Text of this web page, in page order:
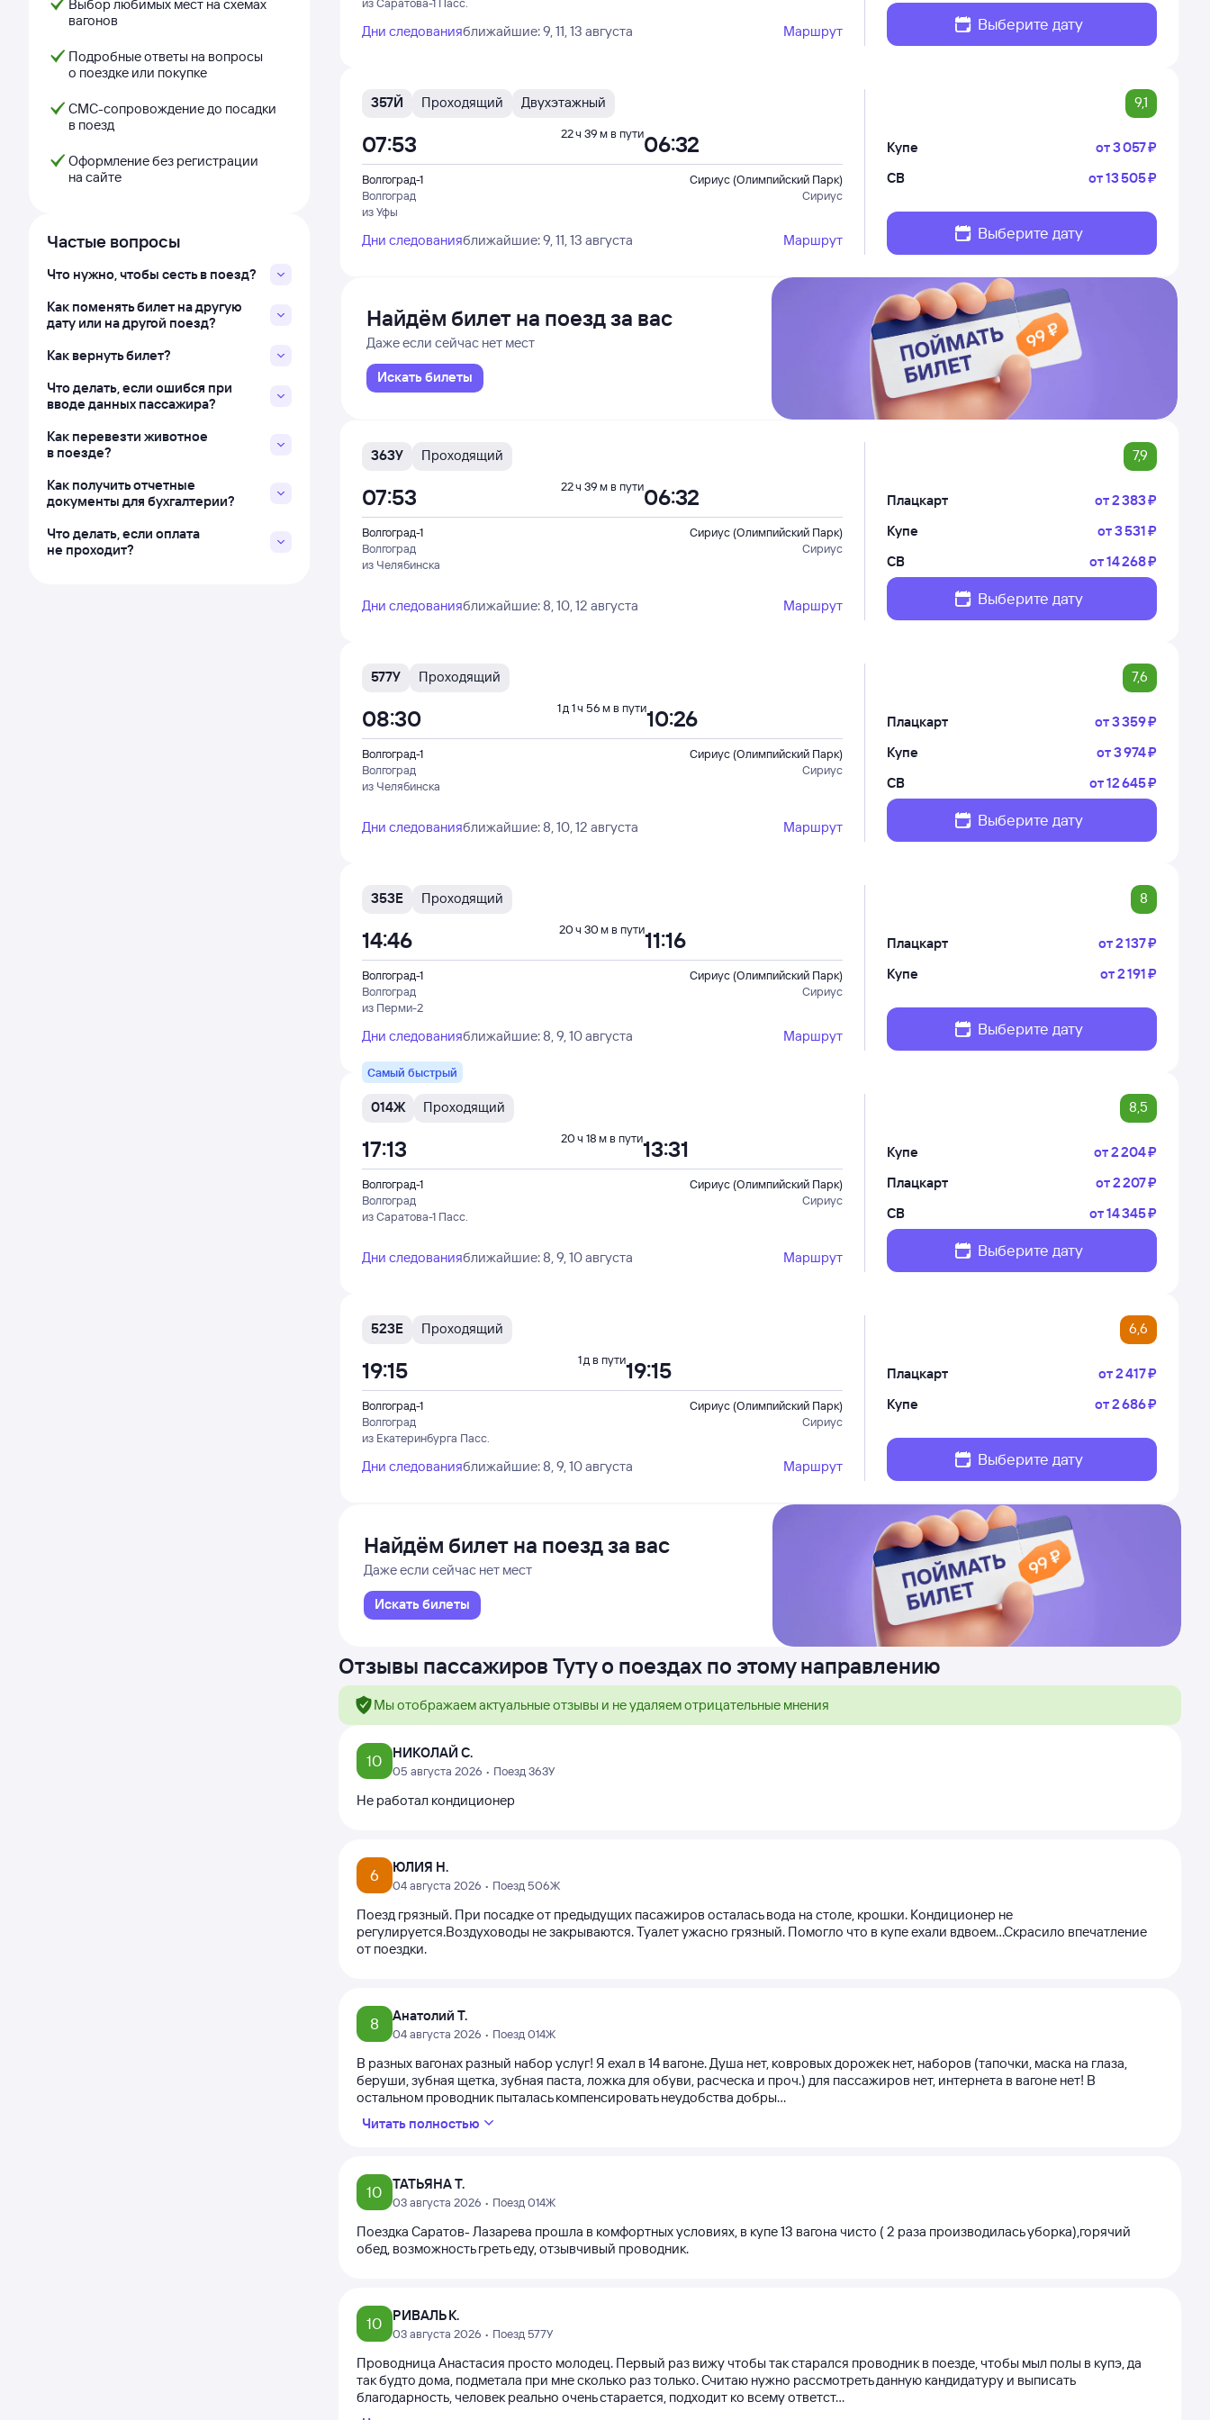
Выбор любимых мест на схемах
вагонов
Подробные ответы на вопросы
о поездке или покупке
СМС-сопровождение до посадки
в поезд
Оформление без регистрации
на сайте
Частые вопросы
Что нужно, чтобы сесть в поезд?
Как поменять билет на другую
дату или на другой поезд?
Как вернуть билет?
Что делать, если ошибся при
вводе данных пассажира?
Как перевезти животное
в поезде?
Как получить отчетные
документы для бухгалтерии?
Что делать, если оплата
не проходит?
Дни следованияближайшие: 9, 11, 13 августа Маршрут Выберите дату
357Й Проходящий Двухэтажный 9,1
Волгоград-1
Волгоград
из Уфы
Сириус (Олимпийский Парк)
Сириус
07:53 06:32
22 ч 39 м в пути
Дни следованияближайшие: 9, 11, 13 августа Маршрут
Купе от3 ⁠057 ⁠₽
СВ
от13 ⁠505 ⁠₽
Выберите дату
Найдём билет на поезд за вас
Даже если сейчас нет мест
Искать билеты
363У Проходящий 7,9
Волгоград-1
Волгоград
из Челябинска
Сириус (Олимпийский Парк)
Сириус
07:53 06:32
22 ч 39 м в пути
Дни следованияближайшие: 8, 10, 12 августа Маршрут
Плацкарт от2 ⁠383 ⁠₽
Купе
от3 ⁠531 ⁠₽
СВ
от14 ⁠268 ⁠₽
Выберите дату
577У Проходящий 7,6
Волгоград-1
Волгоград
из Челябинска
Сириус (Олимпийский Парк)
Сириус
08:30 10:26
1 д 1 ч 56 м в пути
Дни следованияближайшие: 8, 10, 12 августа Маршрут
Плацкарт от3 ⁠359 ⁠₽
Купе
от3 ⁠974 ⁠₽
СВ
от12 ⁠645 ⁠₽
Выберите дату
353Е Проходящий 8
Волгоград-1
Волгоград
из Перми-2
Сириус (Олимпийский Парк)
Сириус
14:46 11:16
20 ч 30 м в пути
Дни следованияближайшие: 8, 9, 10 августа Маршрут
Плацкарт от2 ⁠137 ⁠₽
Купе
от2 ⁠191 ⁠₽
Выберите дату
Самый быстрый
014Ж Проходящий 8,5
Волгоград-1
Волгоград
из Саратова-1 Пасс.
Сириус (Олимпийский Парк)
Сириус
17:13 13:31
20 ч 18 м в пути
Дни следованияближайшие: 8, 9, 10 августа Маршрут
Купе от2 ⁠204 ⁠₽
Плацкарт
от2 ⁠207 ⁠₽
СВ
от14 ⁠345 ⁠₽
Выберите дату
523Е Проходящий 6,6
Волгоград-1
Волгоград
из Екатеринбурга Пасс.
Сириус (Олимпийский Парк)
Сириус
19:15 19:15
1 д в пути
Дни следованияближайшие: 8, 9, 10 августа Маршрут
Плацкарт от2 ⁠417 ⁠₽
Купе
от2 ⁠686 ⁠₽
Выберите дату
Найдём билет на поезд за вас
Даже если сейчас нет мест
Искать билеты
Отзывы пассажиров Туту о поездах по этому направлению
Мы отображаем актуальные отзывы и не удаляем отрицательные мнения
10 НИКОЛАЙ С.
05 августа 2026 • Поезд 363У
Не работал кондиционер
6 ЮЛИЯ Н.
04 августа 2026 • Поезд 506Ж
Поезд грязный. При посадке от предыдущих пасажиров осталась вода на столе, крошки. Кондиционер не
регулируется.Воздуховоды не закрываются. Туалет ужасно грязный. Помогло что в купе ехали вдвоем...Скрасило впечатление
от поездки.
8 Анатолий Т.
04 августа 2026 • Поезд 014Ж
В разных вагонах разный набор услуг! Я ехал в 14 вагоне. Душа нет, ковровых дорожек нет, наборов (тапочки, маска на глаза,
беруши, зубная щетка, зубная паста, ложка для обуви, расческа и проч.) для пассажиров нет, интернета в вагоне нет! В
остальном проводник пыталась компенсировать неудобства добры...
Читать полностью
10 ТАТЬЯНА Т.
03 августа 2026 • Поезд 014Ж
Поездка Саратов- Лазарева прошла в комфортных условиях, в купе 13 вагона чисто ( 2 раза производилась уборка),горячий
обед, возможность греть еду, отзывчивый проводник.
10 РИВАЛЬ К.
03 августа 2026 • Поезд 577У
Проводница Анастасия просто молодец. Первый раз вижу чтобы так старался проводник в поезде, чтобы мыл полы в купэ, да
так будто дома, подметала при мне сколько раз только. Считаю нужно рассмотреть данную кандидатуру и выписать
благодарность, человек реально очень старается, подходит ко всему ответст...